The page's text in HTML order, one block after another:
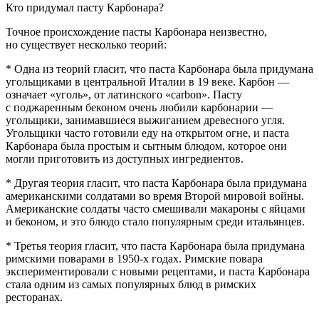
Кто придумал пасту Карбонара?
Точное происхождение пасты Карбонара неизвестно,
но существует несколько теорий:
* Одна из теорий гласит, что паста Карбонара была придумана
угольщиками в центральной Италии в 19 веке. Карбон —
означает «уголь», от латинского «carbon». Пасту
с поджаренным беконом очень любили карбонарии —
угольщики, занимавшиеся выжиганием древесного угля.
Угольщики часто готовили еду на открытом огне, и паста
Карбонара была простым и сытным блюдом, которое они
могли приготовить из доступных ингредиентов.
* Другая теория гласит, что паста Карбонара была придумана
американскими солдатами во время Второй мировой войны.
Американские солдаты часто смешивали макароны с яйцами
и беконом, и это блюдо стало популярным среди итальянцев.
* Третья теория гласит, что паста Карбонара была придумана
римскими поварами в 1950-х годах. Римские повара
экспериментировали с новыми рецептами, и паста Карбонара
стала одним из самых популярных блюд в римских
ресторанах.